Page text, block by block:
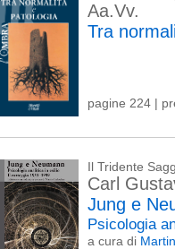
Aa.Vv.
Tra
pagine 224 |
Il Tridente
Carl
Jung e
Psicologia
a cura di